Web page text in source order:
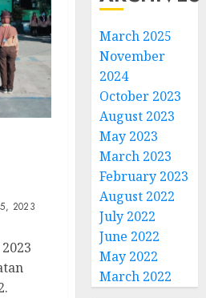
2023
March 2025
November
2024
October 2023
August 2023
May 2023
March 2023
February 2023
August 2022
July 2022
June 2022
May 2022
March 2022